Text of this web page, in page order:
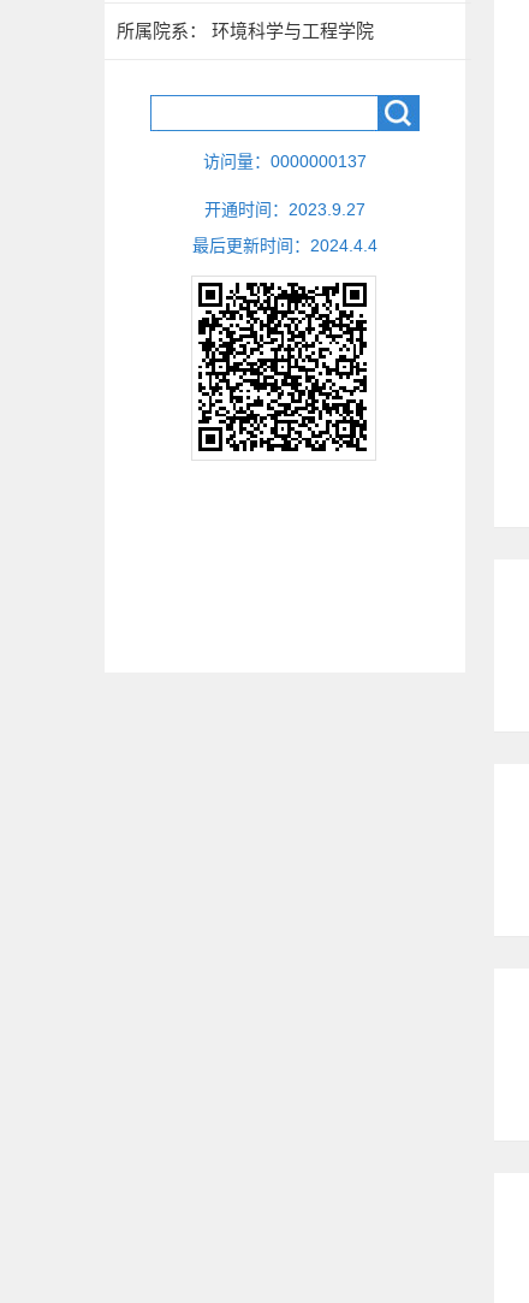
所属院系： 环境科学与工程学院
访问量： 0000000137
开通时间： 2023 9 27
最后更新时间： 2024 4 4